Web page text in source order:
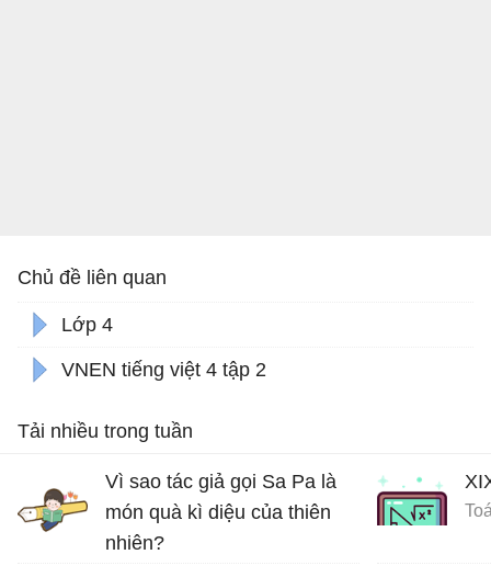
Chủ đề liên quan
Lớp 4
VNEN tiếng việt 4 tập 2
Tải nhiều trong tuần
Vì sao tác giả gọi Sa Pa là
món quà kì diệu của thiên
nhiên?